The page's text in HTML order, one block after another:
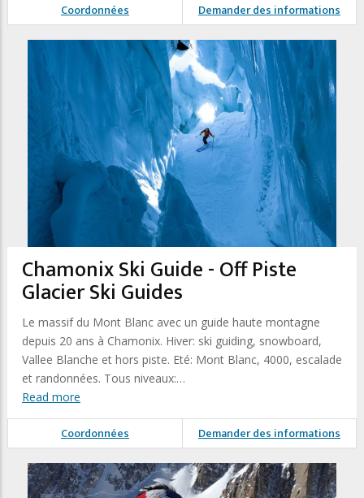
Coordonnées Demander des informations
Chamonix Ski Guide - Off Piste
Glacier Ski Guides
Le massif du Mont Blanc avec un guide haute montagne
depuis 20 ans à Chamonix. Hiver: ski guiding, snowboard,
Vallee Blanche et hors piste. Eté: Mont Blanc, 4000, escalade
et randonnées. Tous niveaux:…
Read more
Coordonnées Demander des informations